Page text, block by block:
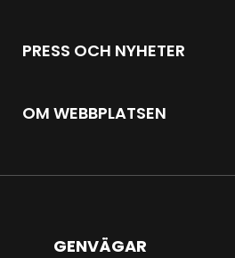
PRESS OCH NYHETER
OM WEBBPLATSEN
GENVÄGAR